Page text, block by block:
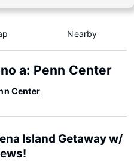
Nearby
a: Penn Center
Center
Island Getaway w/